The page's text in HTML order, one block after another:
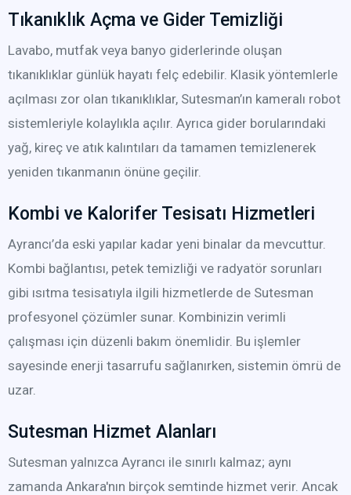
Tıkanıklık Açma ve Gider Temizliği
Lavabo, mutfak veya banyo giderlerinde oluşan
tıkanıklıklar günlük hayatı felç edebilir. Klasik yöntemlerle
açılması zor olan tıkanıklıklar, Sutesman’ın kameralı robot
sistemleriyle kolaylıkla açılır. Ayrıca gider borularındaki
yağ, kireç ve atık kalıntıları da tamamen temizlenerek
yeniden tıkanmanın önüne geçilir.
Kombi ve Kalorifer Tesisatı Hizmetleri
Ayrancı’da eski yapılar kadar yeni binalar da mevcuttur.
Kombi bağlantısı, petek temizliği ve radyatör sorunları
gibi ısıtma tesisatıyla ilgili hizmetlerde de Sutesman
profesyonel çözümler sunar. Kombinizin verimli
çalışması için düzenli bakım önemlidir. Bu işlemler
sayesinde enerji tasarrufu sağlanırken, sistemin ömrü de
uzar.
Sutesman Hizmet Alanları
Sutesman yalnızca Ayrancı ile sınırlı kalmaz; aynı
zamanda Ankara'nın birçok semtinde hizmet verir. Ancak